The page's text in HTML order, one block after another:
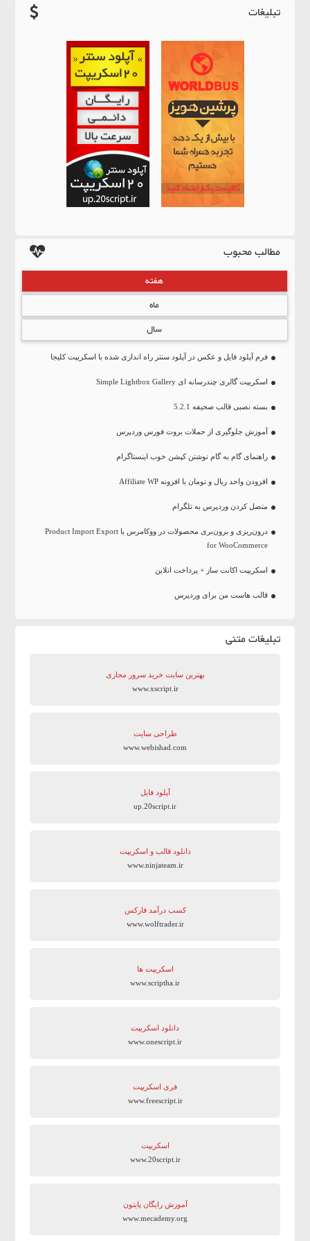
تبلیغات
مطالب محبوب
هفته
ماه
سال
فرم آپلود فایل و عکس در آپلود سنتر راه اندازی شده با اسکریپت کلیجا
اسکریپت گالری چندرسانه ای Simple Lightbox Gallery
بسته نصبی قالب صحیفه 5.2.1
آموزش جلوگیری از حملات بروت فورس وردپرس
راهنمای گام به گام نوشتن کپشن خوب اینستاگرام
افزودن واحد ریال و تومان با افزونه Affiliate WP
متصل کردن وردپرس به تلگرام
درون‌ریزی و برون‌بری محصولات در ووکامرس با Product Import Export
for WooCommerce
اسکریپت اکانت ساز + پرداخت انلاین
قالب هاست من برای وردپرس
تبلیغات متنی
بهترین سایت‌ خرید سرور مجازی
www.xscript.ir
طراحی سایت
www.webishad.com
آپلود فایل
up.20script.ir
دانلود قالب و اسکریپت
www.ninjateam.ir
کسب درآمد فارکس
www.wolftrader.ir
اسکریپت ها
www.scriptha.ir
دانلود اسکریپت
www.onescript.ir
فری اسکریپت
www.freescript.ir
اسکریپت
www.20script.ir
آموزش رایگان پایتون
www.mecademy.org